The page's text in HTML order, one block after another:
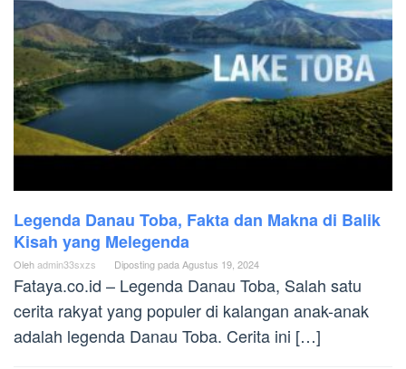
Legenda Danau Toba, Fakta dan Makna di Balik
Kisah yang Melegenda
Olehadmin33sxzs Diposting pada Agustus 19, 2024
Fataya.co.id – Legenda Danau Toba, Salah satu
cerita rakyat yang populer di kalangan anak-anak
adalah legenda Danau Toba. Cerita ini […]